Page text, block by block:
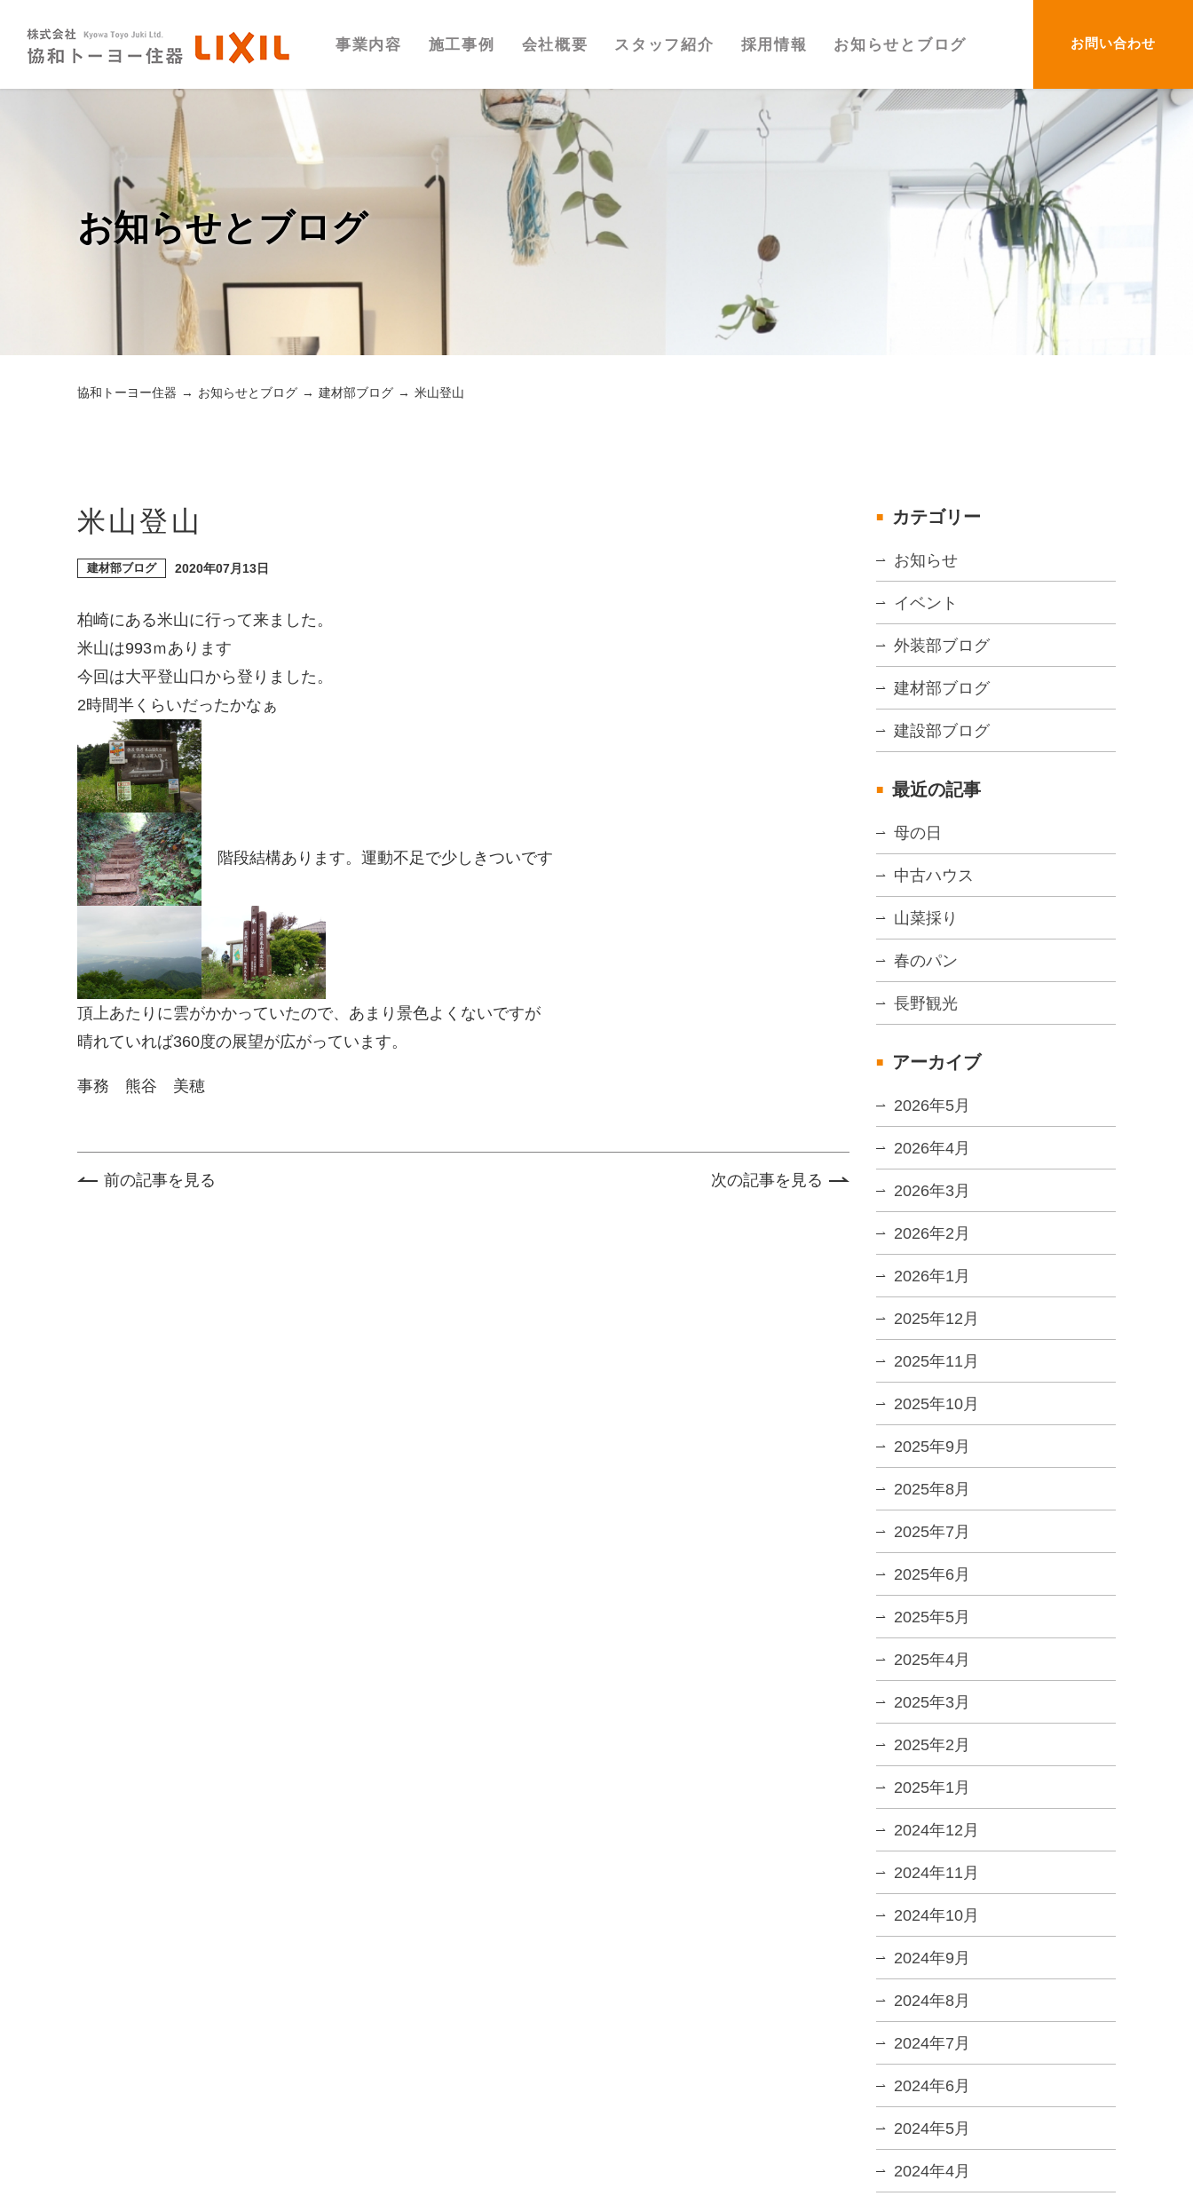
お問い合わせ
事業内容 施工事例 会社概要 スタッフ紹介 採用情報 お知らせとブログ
お知らせとブログ
協和トーヨー住器 お知らせとブログ 建材部ブログ 米山登山
米山登山
建材部ブログ 2020年07月13日
柏崎にある米山に行って来ました。
米山は993ｍあります
今回は大平登山口から登りました。
2時間半くらいだったかなぁ
階段結構あります。運動不足で少しきついです
頂上あたりに雲がかかっていたので、あまり景色よくないですが
晴れていれば360度の展望が広がっています。
事務 熊谷 美穂
前の記事を見る 次の記事を見る
カテゴリー
お知らせ
イベント
外装部ブログ
建材部ブログ
建設部ブログ
最近の記事
母の日
中古ハウス
山菜採り
春のパン
長野観光
アーカイブ
2026年5月
2026年4月
2026年3月
2026年2月
2026年1月
2025年12月
2025年11月
2025年10月
2025年9月
2025年8月
2025年7月
2025年6月
2025年5月
2025年4月
2025年3月
2025年2月
2025年1月
2024年12月
2024年11月
2024年10月
2024年9月
2024年8月
2024年7月
2024年6月
2024年5月
2024年4月